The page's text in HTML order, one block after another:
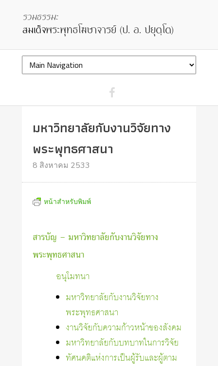
มหาวิทยาลัยกับงานวิจัยทาง
พระพุทธศาสนา
8 สิงหาคม 2533
หน้าสำหรับพิมพ์
สารบัญ – มหาวิทยาลัยกับงานวิจัยทาง
พระพุทธศาสนา
อนุโมทนา
มหาวิทยาลัยกับงานวิจัยทาง
พระพุทธศาสนา
งานวิจัยกับความก้าวหน้าของสังคม
มหาวิทยาลัยกับบทบาทในการวิจัย
ทัศนคติแห่งการเป็นผู้รับและผู้ตาม